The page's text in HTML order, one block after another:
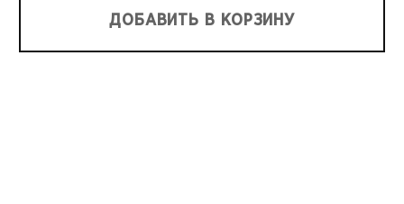
ДОБАВИТЬ В КОРЗИНУ